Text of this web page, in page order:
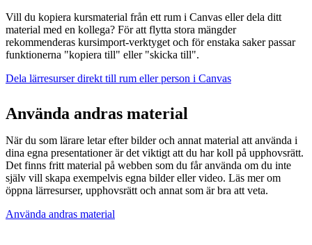
Vill du kopiera kursmaterial från ett rum i Canvas eller dela ditt
material med en kollega? För att flytta stora mängder
rekommenderas kursimport-verktyget och för enstaka saker passar
funktionerna "kopiera till" eller "skicka till".
Dela lärresurser direkt till rum eller person i Canvas
Använda andras material
När du som lärare letar efter bilder och annat material att använda i
dina egna presentationer är det viktigt att du har koll på upphovsrätt.
Det finns fritt material på webben som du får använda om du inte
själv vill skapa exempelvis egna bilder eller video. Läs mer om
öppna lärresurser, upphovsrätt och annat som är bra att veta.
Använda andras material